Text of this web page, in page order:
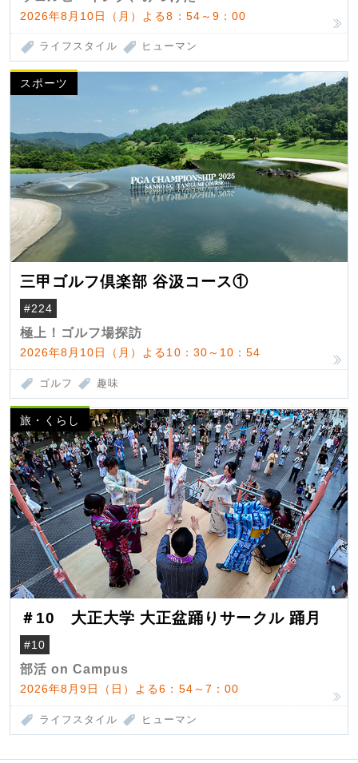
2026年8月10日（月）よる8：54～9：00
ライフスタイル ヒューマン
スポーツ
三甲ゴルフ倶楽部 谷汲コース①
#224
極上！ゴルフ場探訪
2026年8月10日（月）よる10：30～10：54
ゴルフ 趣味
旅・くらし
＃10 大正大学 大正盆踊りサークル 踊月
#10
部活 on Campus
2026年8月9日（日）よる6：54～7：00
ライフスタイル ヒューマン